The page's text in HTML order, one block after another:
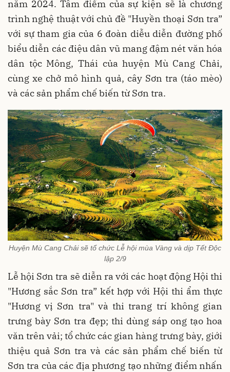
năm 2024. Tâm điểm của sự kiện sẽ là chương
trình nghệ thuật với chủ đề "Huyền thoại Sơn tra”
với sự tham gia của 6 đoàn diễu diễn đường phố
biểu diễn các điệu dân vũ mang đậm nét văn hóa
dân tộc Mông, Thái của huyện Mù Cang Chải,
cùng xe chở mô hình quả, cây Sơn tra (táo mèo)
và các sản phẩm chế biến từ Sơn tra.
Huyện Mù Cang Chải sẽ tổ chức Lễ hội mùa Vàng và dịp Tết Độc
lập 2/9
Lễ hội Sơn tra sẽ diễn ra với các hoạt động Hội thi
"Hương sắc Sơn tra” kết hợp với Hội thi ẩm thực
"Hương vị Sơn tra" và thi trang trí không gian
trưng bày Sơn tra đẹp; thi dùng sáp ong tạo hoa
văn trên vải; tổ chức các gian hàng trưng bày, giới
thiệu quả Sơn tra và các sản phẩm chế biến từ
Sơn tra của các địa phương tạo những điểm nhấn